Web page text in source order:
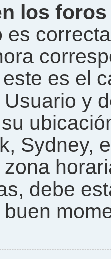
los
es
es el
y
Sydney,
debe